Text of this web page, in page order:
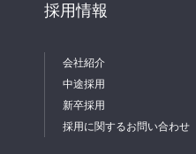
採用情報
会社紹介
中途採用
新卒採用
採用に関するお問い合わせ